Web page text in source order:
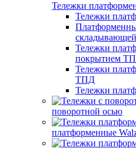
Тележки
Тележки
Тележки
покрытием
Тележки
ТПД
Тележки
поворотной осью
платформенные